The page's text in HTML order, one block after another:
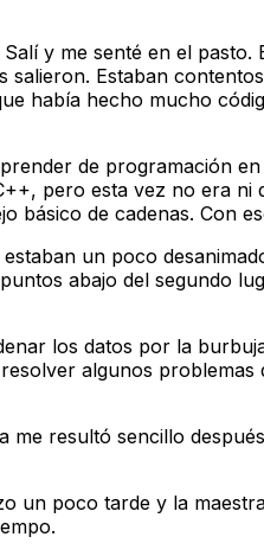
y me senté en el pasto.
salieron. Estaban
había hecho mucho
de programación
pero esta vez no era ni
básico de cadenas. Con
un poco
abajo del segundo
los datos por la
algunos
resultó sencillo
un poco tarde y la